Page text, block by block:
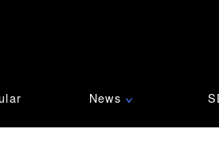
News ∨